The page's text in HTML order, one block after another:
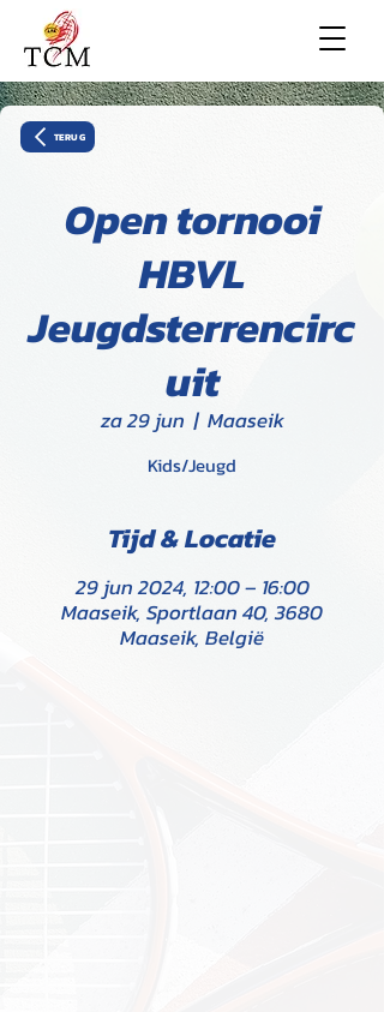
TERUG
Open tornooi
HBVL
Jeugdsterrencirc
uit
za 29 jun
  |
Maaseik
Kids/Jeugd
Tijd & Locatie
29 jun 2024, 12:00 – 16:00
Maaseik, Sportlaan 40, 3680
Maaseik, België